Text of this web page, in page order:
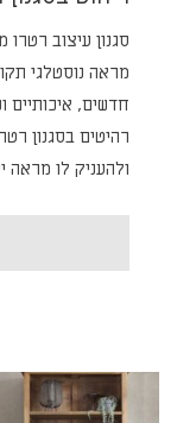
סגנון עיצוב
מראה נוסטלגי
חדשים, איכותיים
רהיטים בסגנון
ולהעניק לו מראה